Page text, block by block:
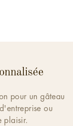
pour un gâteau
ou
plaisir.